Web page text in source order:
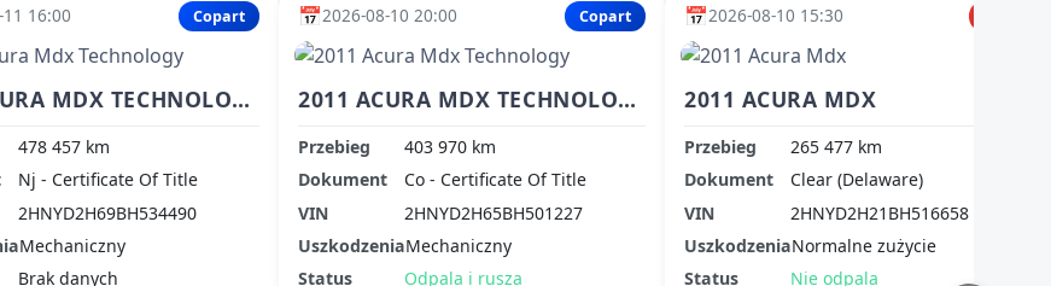
16:00 Copart
2011 ACURA MDX TECHNOLOGY
478 457 km
Nj - Certificate Of Title
2HNYD2H69BH534490
Mechaniczny
Brak danych
📅2026-08-10 20:00 Copart
2011 ACURA MDX TECHNOLOGY
Przebieg
403 970 km
Dokument
Co - Certificate Of Title
VIN
2HNYD2H65BH501227
UszkodzeniaMechaniczny
Status
Odpala i rusza
📅2026-08-10 15:30
2011 ACURA MDX
Przebieg
265 477 km
Dokument
Clear (Delaware)
VIN
2HNYD2H21BH516658
UszkodzeniaNormalne zużycie
Status
Nie odpala